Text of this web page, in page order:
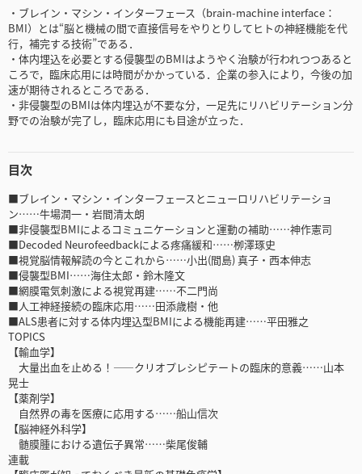
・ブレイン・マシン・インターフェース（brain-machine interface：
BMI）とは“脳と機械の間で直接信号をやりとりしてヒトの神経機能を代
行，補完する技術”である．
・体内埋込を必要とする侵襲型のBMIはようやく治験が行われつつあると
ころで，臨床応用には時間がかかっている．企業の参入により，今後の加
速が期待されるところである．
・非侵襲型のBMIは体内埋込が不要な分，一足先にリハビリテーション分
野での治験が完了し，臨床応用にも目途が立った．
目次
■ブレイン・マシン・インターフェースとニューロリハビリテーショ
ン……牛場潤一・岩間清太朗
■非侵襲型BMIによるコミュニケーションと運動の補助……神作憲司
■Decoded Neurofeedbackによる疼痛緩和……栁澤琢史
■視覚脳情報解読の今とこれから……小出(間島) 真子・西本伸志
■侵襲型BMI……海住太郎・鈴木隆文
■網膜電気刺激による視覚再建……不二門尚
■人工神経接続の臨床応用……田添歳樹・他
■ALS患者に対する体内埋込型BMIによる機能再建……平田雅之
TOPICS
【輸血学】
大量出血を止める！――クリオプレシピテートの臨床的意義……山本
晃士
【薬剤学】
自然界の毒を医療に応用する……船山信次
【脳神経外科学】
髄膜腫における遺伝子異常……柴尾俊輔
連載